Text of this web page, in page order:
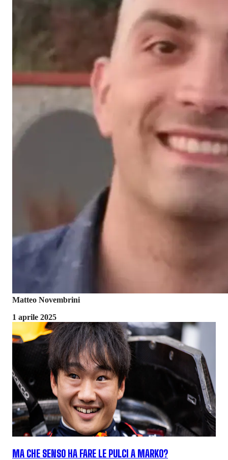
Matteo Novembrini
1 aprile 2025
MA CHE SENSO HA FARE LE PULCI A MARKO?